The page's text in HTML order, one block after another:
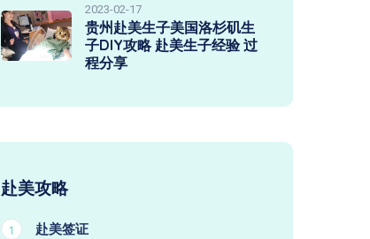
2023-02-17
贵州赴美生子美国洛杉矶生
子DIY攻略 赴美生子经验 过
程分享
赴美攻略
1 赴美签证